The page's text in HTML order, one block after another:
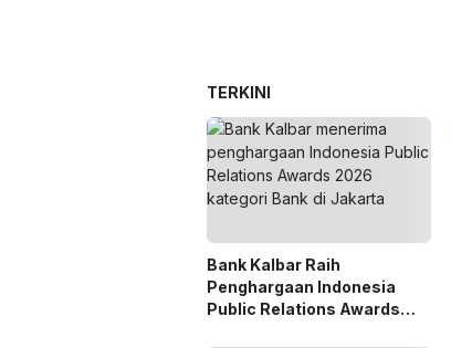
TERKINI
Bank Kalbar Raih
Penghargaan Indonesia
Public Relations Awards